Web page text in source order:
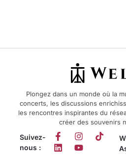
Plongez dans un monde où la
concerts, les discussions
les rencontres inspirantes du
créer des souvenirs
Suivez-
nous :